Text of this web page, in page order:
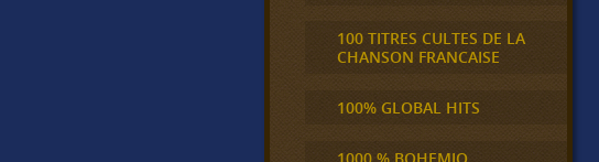
100 TITRES CULTES DE LA
CHANSON FRANCAISE
100% GLOBAL HITS